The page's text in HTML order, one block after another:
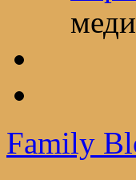
Family